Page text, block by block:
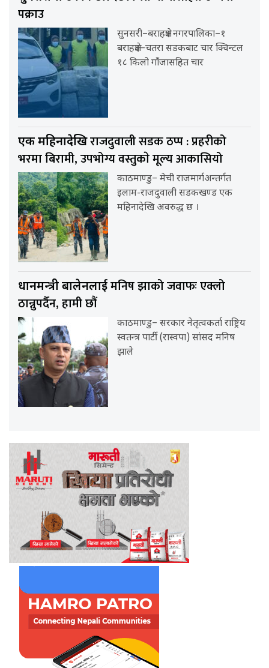
पक्राउ
सुनसरी–बराहक्षेत्र नगरपालिका–१
बराहक्षेत्र–चतरा सडकबाट चार क्विन्टल
१८ किलो गाँजासहित चार
एक महिनादेखिराजदुवाली सडक ठप्प : प्रहरीको
भरमा बिरामी, उपभोग्य वस्तुकाे मूल्य आकासियो
काठमाण्डु– मेची राजमार्गअन्तर्गत
इलाम-राजदुवाली सडकखण्ड एक
महिनादेखि अवरुद्ध छ ।
प्रधानमन्त्री बालेनलाईमनिष झाको जवाफः एक्लो
ठान्नुपर्दैन, हामी छौं
काठमाण्डु– सरकार नेतृत्वकर्ता राष्ट्रिय
स्वतन्त्र पार्टी (रास्वपा) सांसद मनिष
झाले